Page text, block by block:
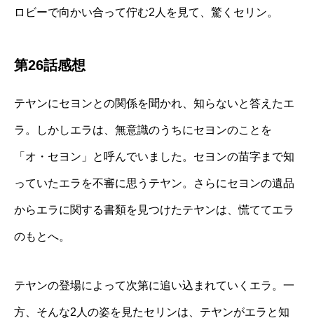
ロビーで向かい合って佇む2人を見て、驚くセリン。
第26話感想
テヤンにセヨンとの関係を聞かれ、知らないと答えたエ
ラ。しかしエラは、無意識のうちにセヨンのことを
「オ・セヨン」と呼んでいました。セヨンの苗字まで知
っていたエラを不審に思うテヤン。さらにセヨンの遺品
からエラに関する書類を見つけたテヤンは、慌ててエラ
のもとへ。
テヤンの登場によって次第に追い込まれていくエラ。一
方、そんな2人の姿を見たセリンは、テヤンがエラと知